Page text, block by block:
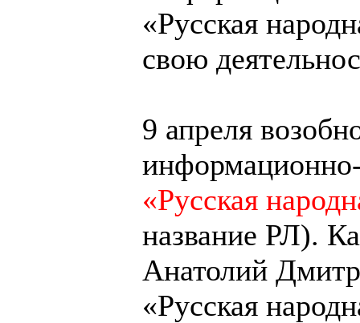
«Русская
свою
9 апреля
информационно-
«Русская
название РЛ).
Анатолий
«Русская